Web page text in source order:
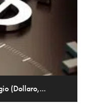
(Dollaro,...